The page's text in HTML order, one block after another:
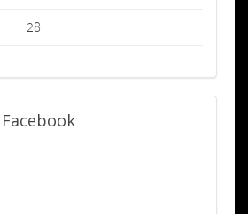
28
Facebook